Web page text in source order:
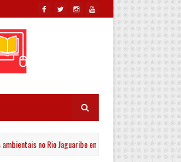
no Rio Jaguaribe em João Pessoa